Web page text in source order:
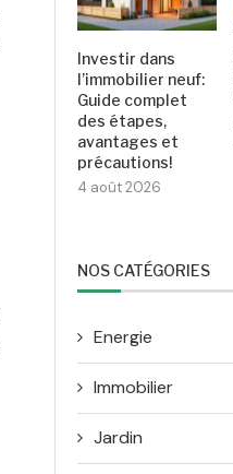
Investir dans
l’immobilier neuf:
Guide complet
des étapes,
avantages et
précautions!
4 août 2026
NOS CATÉGORIES
Energie
Immobilier
Jardin